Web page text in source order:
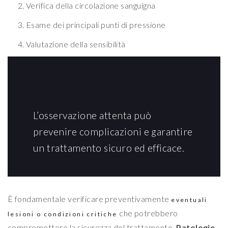
Verifica della circolazione sanguigna
Esame dei principali punti di pressione
Valutazione della sensibilità
L’osservazione attenta può
prevenire complicazioni e garantire
un trattamento sicuro ed efficace.
È fondamentale verificare preventivamente eventuali
lesioni o condizioni critiche che potrebbero